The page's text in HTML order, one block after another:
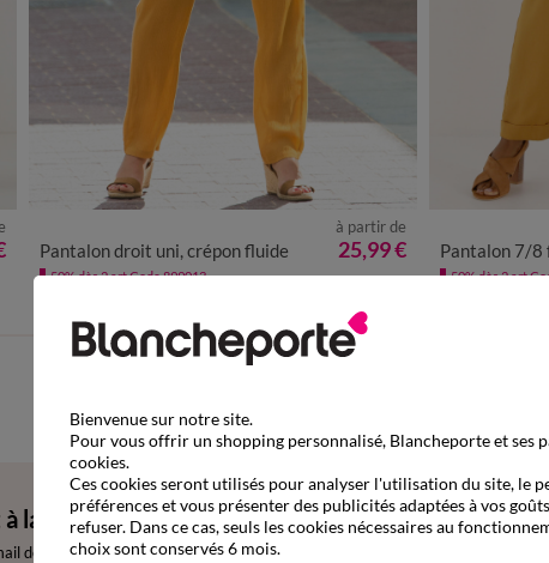
52 54
Pantalon droit uni, crépon fluide
à partir de
25,99 €
-50% dès 2 art Code 899013
Pantalon 7/8
-50% dès 2 art
domicile, relais, consignes automatiques
la newsletter
de confirmation
Suivez-
Bienvenue sur notre site.
Pour vous offrir un shopping personnalisé, Blancheporte et ses
cookies.
Ces cookies seront utilisés pour analyser l'utilisation du site, le
préférences et vous présenter des publicités adaptées à vos
refuser. Dans ce cas, seuls les cookies nécessaires au
choix sont conservés 6 mois.